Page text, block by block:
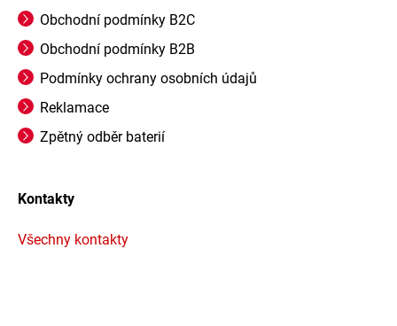
Obchodní podmínky B2C
Obchodní podmínky B2B
Podmínky ochrany osobních údajů
Reklamace
Zpětný odběr baterií
Kontakty
Všechny kontakty